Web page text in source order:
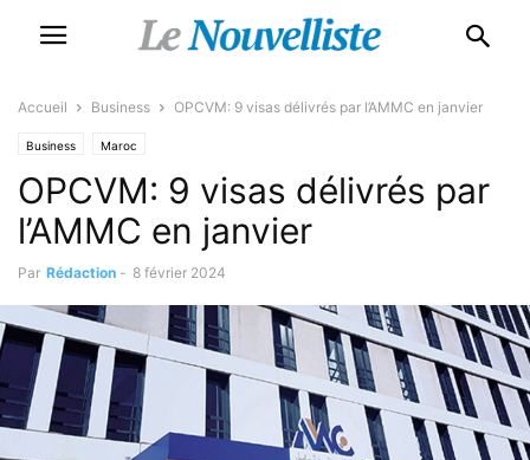
Accueil Business OPCVM: 9 visas délivrés par l’AMMC en janvier
Business Maroc
OPCVM: 9 visas délivrés par
l’AMMC en janvier
Par Rédaction - 8 février 2024